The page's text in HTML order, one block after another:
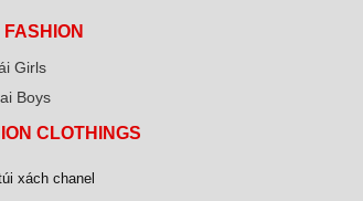
FASHION
Girls
Boys
CLOTHINGS
xách chanel